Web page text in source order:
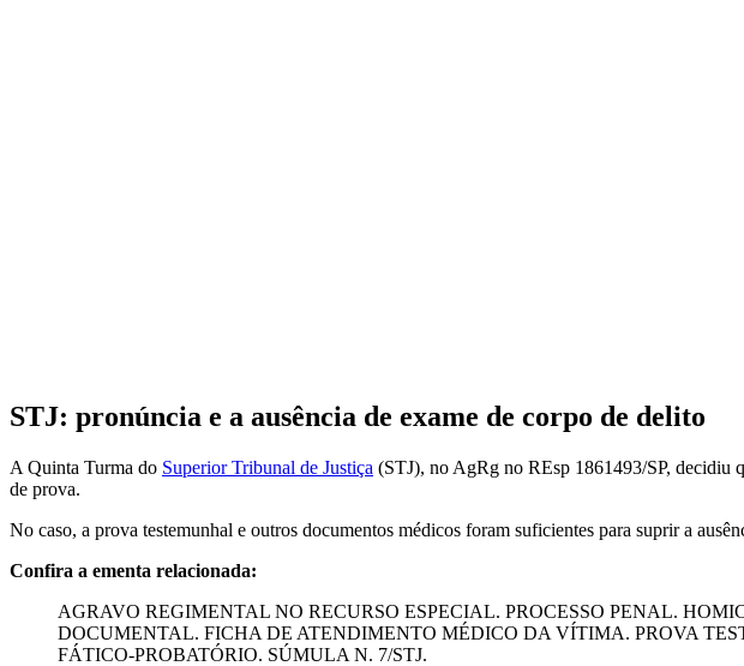
STJ: pronúncia e a ausência de exame de corpo de delito
A Quinta Turma do Superior Tribunal de Justiça (STJ), no AgRg no REsp 1861493/SP, decidiu
de prova.
No caso, a prova testemunhal e outros documentos médicos foram suficientes para suprir a
Confira a ementa relacionada:
AGRAVO REGIMENTAL NO RECURSO ESPECIAL. PROCESSO PENAL.
DOCUMENTAL. FICHA DE ATENDIMENTO MÉDICO DA VÍTIMA. PROVA
FÁTICO-PROBATÓRIO. SÚMULA N. 7/STJ.